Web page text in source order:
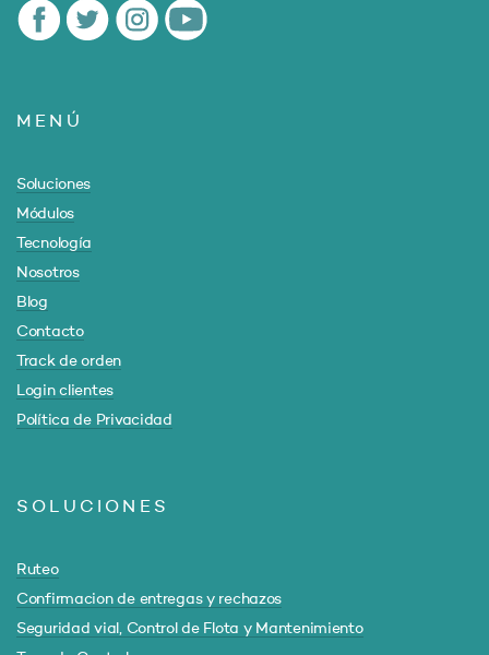
MENÚ
Soluciones
Módulos
Tecnología
Nosotros
Blog
Contacto
Track de orden
Login clientes
Política de Privacidad
SOLUCIONES
Ruteo
Confirmacion de entregas y rechazos
Seguridad vial, Control de Flota y Mantenimiento